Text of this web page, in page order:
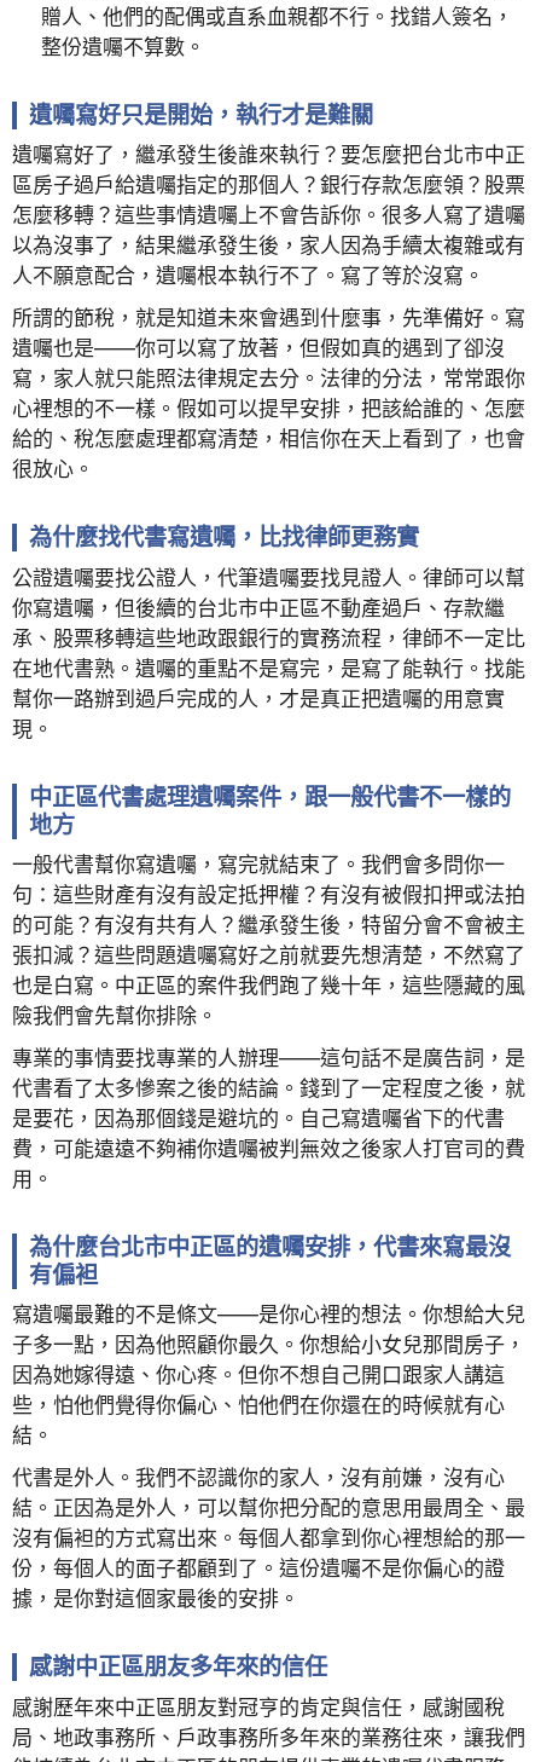
贈人、他們的配偶或直系血親都不行。找錯人簽名，
整份遺囑不算數。
遺囑寫好只是開始，執行才是難關
遺囑寫好了，繼承發生後誰來執行？要怎麼把台北市中正
區房子過戶給遺囑指定的那個人？銀行存款怎麼領？股票
怎麼移轉？這些事情遺囑上不會告訴你。很多人寫了遺囑
以為沒事了，結果繼承發生後，家人因為手續太複雜或有
人不願意配合，遺囑根本執行不了。寫了等於沒寫。
所謂的節稅，就是知道未來會遇到什麼事，先準備好。寫
遺囑也是——你可以寫了放著，但假如真的遇到了卻沒
寫，家人就只能照法律規定去分。法律的分法，常常跟你
心裡想的不一樣。假如可以提早安排，把該給誰的、怎麼
給的、稅怎麼處理都寫清楚，相信你在天上看到了，也會
很放心。
為什麼找代書寫遺囑，比找律師更務實
公證遺囑要找公證人，代筆遺囑要找見證人。律師可以幫
你寫遺囑，但後續的台北市中正區不動產過戶、存款繼
承、股票移轉這些地政跟銀行的實務流程，律師不一定比
在地代書熟。遺囑的重點不是寫完，是寫了能執行。找能
幫你一路辦到過戶完成的人，才是真正把遺囑的用意實
現。
中正區代書處理遺囑案件，跟一般代書不一樣的
地方
一般代書幫你寫遺囑，寫完就結束了。我們會多問你一
句：這些財產有沒有設定抵押權？有沒有被假扣押或法拍
的可能？有沒有共有人？繼承發生後，特留分會不會被主
張扣減？這些問題遺囑寫好之前就要先想清楚，不然寫了
也是白寫。中正區的案件我們跑了幾十年，這些隱藏的風
險我們會先幫你排除。
專業的事情要找專業的人辦理——這句話不是廣告詞，是
代書看了太多慘案之後的結論。錢到了一定程度之後，就
是要花，因為那個錢是避坑的。自己寫遺囑省下的代書
費，可能遠遠不夠補你遺囑被判無效之後家人打官司的費
用。
為什麼台北市中正區的遺囑安排，代書來寫最沒
有偏袒
寫遺囑最難的不是條文——是你心裡的想法。你想給大兒
子多一點，因為他照顧你最久。你想給小女兒那間房子，
因為她嫁得遠、你心疼。但你不想自己開口跟家人講這
些，怕他們覺得你偏心、怕他們在你還在的時候就有心
結。
代書是外人。我們不認識你的家人，沒有前嫌，沒有心
結。正因為是外人，可以幫你把分配的意思用最周全、最
沒有偏袒的方式寫出來。每個人都拿到你心裡想給的那一
份，每個人的面子都顧到了。這份遺囑不是你偏心的證
據，是你對這個家最後的安排。
感謝中正區朋友多年來的信任
感謝歷年來中正區朋友對冠亨的肯定與信任，感謝國稅
局、地政事務所、戶政事務所多年來的業務往來，讓我們